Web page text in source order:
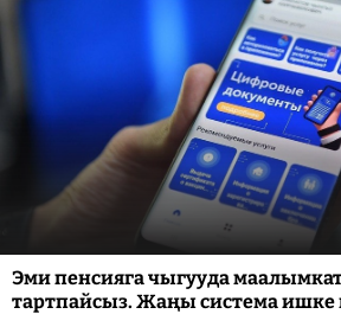
Эми пенсияга чыгууда
тартпайсыз. Жаңы система ишке